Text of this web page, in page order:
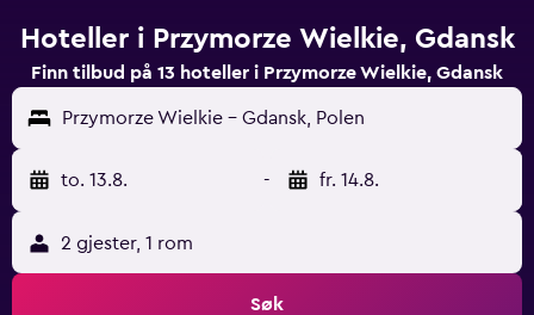
Hoteller i Przymorze Wielkie, Gdansk
Finn tilbud på 13 hoteller i Przymorze Wielkie, Gdansk
Przymorze Wielkie - Gdansk, Polen
to. 13.8. - fr. 14.8.
2 gjester, 1 rom
Søk